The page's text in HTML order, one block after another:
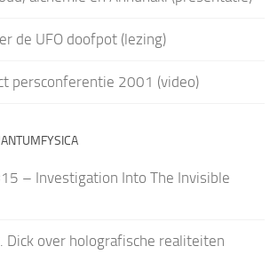
de UFO doofpot (lezing)
persconferentie 2001 (video)
– Investigation Into The Invisible
Dick over holografische realiteiten